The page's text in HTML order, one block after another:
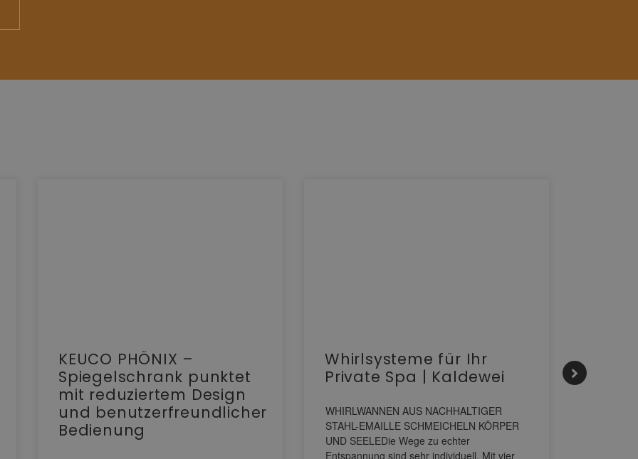
KEUCO PHÖNIX –
Spiegelschrank punktet
mit reduziertem Design
und benutzerfreundlicher
Bedienung
Whirlsysteme für Ihr
Private Spa | Kaldewei
WHIRLWANNEN AUS NACHHALTIGER
STAHL-EMAILLE SCHMEICHELN KÖRPER
UND SEELEDie Wege zu echter
Entspannung sind sehr individuell. Mit vier